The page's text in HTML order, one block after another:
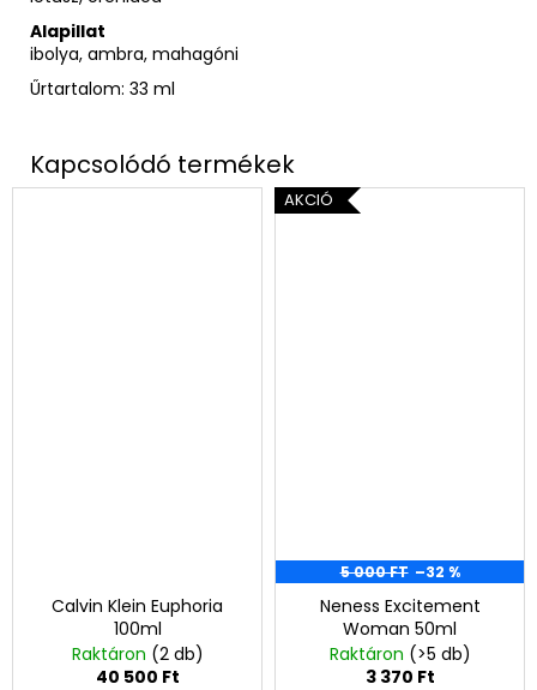
Alapillat
ibolya, ambra, mahagóni
Űrtartalom: 33 ml
Calvin Klein Euphoria
100ml
Raktáron (2 db)
40 500 Ft
AKCIÓ
5 000 FT –32 %
Neness Excitement
Woman 50ml
Raktáron (>5 db)
3 370 Ft